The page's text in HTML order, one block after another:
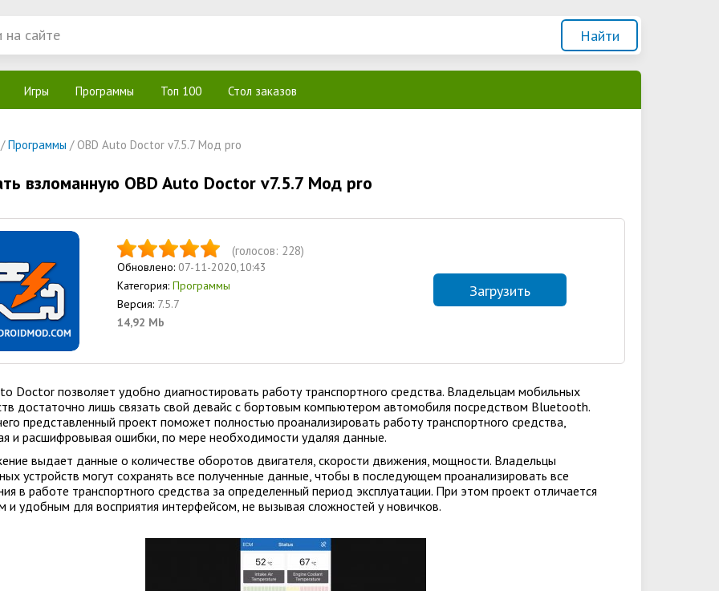
Игры Программы Топ 100 Стол заказов
/Программы / OBD Auto Doctor v7.5.7 Мод pro
взломанную OBD Auto Doctor v7.5.7 Мод pro
(голосов: 228)
Обновлено: 07-11-2020,10:43
Категория: Программы
Версия: 7.5.7
14,92 Mb
Загрузить
Doctor позволяет удобно диагностировать работу транспортного средства. Владельцам мобильных
достаточно лишь связать свой девайс с бортовым компьютером автомобиля посредством Bluetooth.
представленный проект поможет полностью проанализировать работу транспортного средства,
и расшифровывая ошибки, по мере необходимости удаляя данные.
выдает данные о количестве оборотов двигателя, скорости движения, мощности. Владельцы
устройств могут сохранять все полученные данные, чтобы в последующем проанализировать все
в работе транспортного средства за определенный период эксплуатации. При этом проект отличается
и удобным для восприятия интерфейсом, не вызывая сложностей у новичков.